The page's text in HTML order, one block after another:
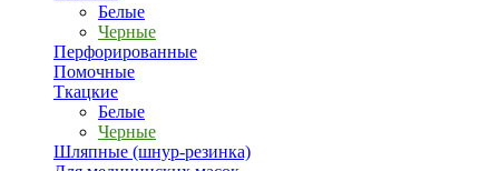
Белые
Черные
Перфорированные
Помочные
Ткацкие
Белые
Черные
Шляпные (шнур-резинка)